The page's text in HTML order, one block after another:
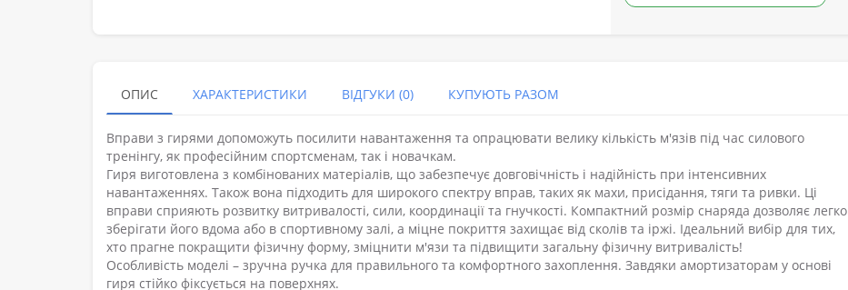
ОПИС ХАРАКТЕРИСТИКИ ВІДГУКИ (0) КУПУЮТЬ РАЗОМ
Вправи з гирями допоможуть посилити навантаження та опрацювати велику кількість м'язів під час силового
тренінгу, як професійним спортсменам, так і новачкам.
Гиря виготовлена ​​з комбінованих матеріалів, що забезпечує довговічність і надійність при інтенсивних
навантаженнях. Також вона підходить для широкого спектру вправ, таких як махи, присідання, тяги та ривки. Ці
вправи сприяють розвитку витривалості, сили, координації та гнучкості. Компактний розмір снаряда дозволяє легко
зберігати його вдома або в спортивному залі, а міцне покриття захищає від сколів та іржі. Ідеальний вибір для тих,
хто прагне покращити фізичну форму, зміцнити м'язи та підвищити загальну фізичну витривалість!
Особливість моделі – зручна ручка для правильного та комфортного захоплення. Завдяки амортизаторам у основі
гиря стійко фіксується на поверхнях.